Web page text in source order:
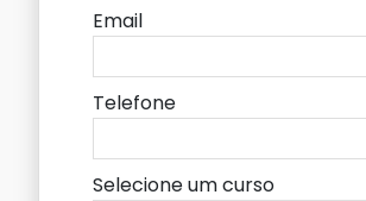
Email
Telefone
Selecione um curso